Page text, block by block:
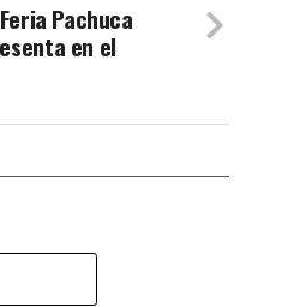
Pachuca
en el